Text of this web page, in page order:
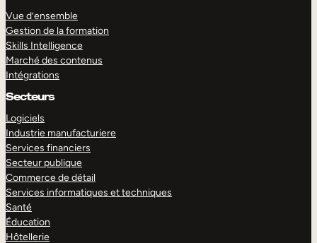
Vue d’ensemble
Gestion de la formation
Skills Intelligence
Marché des contenus
Intégrations
Secteurs
Logiciels
Industrie manufacturiere
Services financiers
Secteur publique
Commerce de détail
Services informatiques et techniques
Santé
Éducation
Hôtellerie